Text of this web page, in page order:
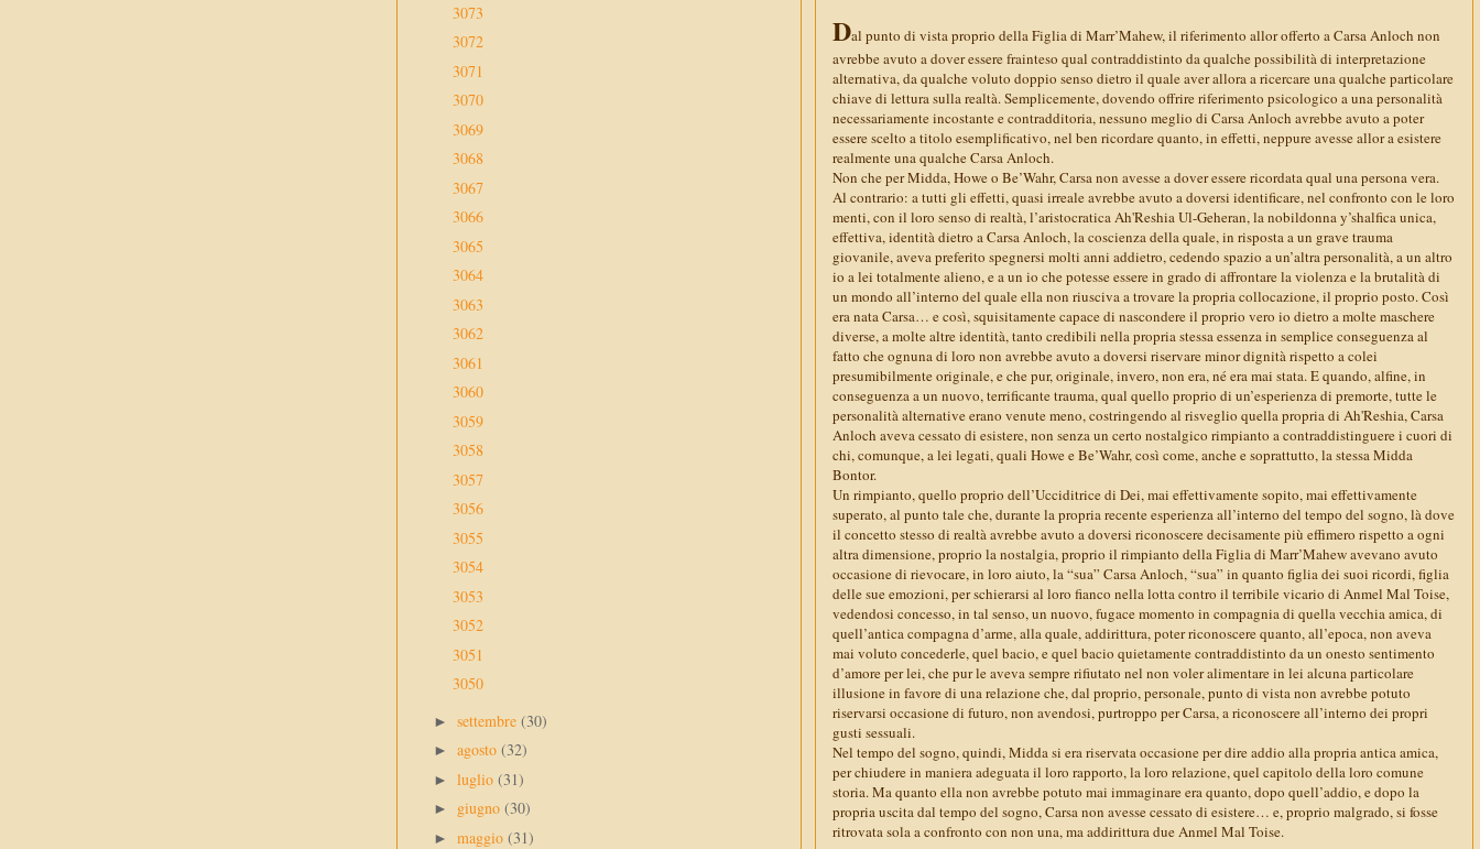
Dal punto di vista proprio della Figlia di Marr’Mahew, il riferimento allor offerto a Carsa Anloch non
avrebbe avuto a dover essere frainteso qual contraddistinto da qualche possibilità di interpretazione
alternativa, da qualche voluto doppio senso dietro il quale aver allora a ricercare una qualche particolare
chiave di lettura sulla realtà. Semplicemente, dovendo offrire riferimento psicologico a una personalità
necessariamente incostante e contradditoria, nessuno meglio di Carsa Anloch avrebbe avuto a poter
essere scelto a titolo esemplificativo, nel ben ricordare quanto, in effetti, neppure avesse allor a esistere
realmente una qualche Carsa Anloch.
Non che per Midda, Howe o Be’Wahr, Carsa non avesse a dover essere ricordata qual una persona vera.
Al contrario: a tutti gli effetti, quasi irreale avrebbe avuto a doversi identificare, nel confronto con le loro
menti, con il loro senso di realtà, l’aristocratica Ah'Reshia Ul-Geheran, la nobildonna y’shalfica unica,
effettiva, identità dietro a Carsa Anloch, la coscienza della quale, in risposta a un grave trauma
giovanile, aveva preferito spegnersi molti anni addietro, cedendo spazio a un’altra personalità, a un altro
io a lei totalmente alieno, e a un io che potesse essere in grado di affrontare la violenza e la brutalità di
un mondo all’interno del quale ella non riusciva a trovare la propria collocazione, il proprio posto. Così
era nata Carsa… e così, squisitamente capace di nascondere il proprio vero io dietro a molte maschere
diverse, a molte altre identità, tanto credibili nella propria stessa essenza in semplice conseguenza al
fatto che ognuna di loro non avrebbe avuto a doversi riservare minor dignità rispetto a colei
presumibilmente originale, e che pur, originale, invero, non era, né era mai stata. E quando, alfine, in
conseguenza a un nuovo, terrificante trauma, qual quello proprio di un’esperienza di premorte, tutte le
personalità alternative erano venute meno, costringendo al risveglio quella propria di Ah'Reshia, Carsa
Anloch aveva cessato di esistere, non senza un certo nostalgico rimpianto a contraddistinguere i cuori di
chi, comunque, a lei legati, quali Howe e Be’Wahr, così come, anche e soprattutto, la stessa Midda
Bontor.
Un rimpianto, quello proprio dell’Ucciditrice di Dei, mai effettivamente sopito, mai effettivamente
superato, al punto tale che, durante la propria recente esperienza all’interno del tempo del sogno, là dove
il concetto stesso di realtà avrebbe avuto a doversi riconoscere decisamente più effimero rispetto a ogni
altra dimensione, proprio la nostalgia, proprio il rimpianto della Figlia di Marr’Mahew avevano avuto
occasione di rievocare, in loro aiuto, la “sua” Carsa Anloch, “sua” in quanto figlia dei suoi ricordi, figlia
delle sue emozioni, per schierarsi al loro fianco nella lotta contro il terribile vicario di Anmel Mal Toise,
vedendosi concesso, in tal senso, un nuovo, fugace momento in compagnia di quella vecchia amica, di
quell’antica compagna d’arme, alla quale, addirittura, poter riconoscere quanto, all’epoca, non aveva
mai voluto concederle, quel bacio, e quel bacio quietamente contraddistinto da un onesto sentimento
d’amore per lei, che pur le aveva sempre rifiutato nel non voler alimentare in lei alcuna particolare
illusione in favore di una relazione che, dal proprio, personale, punto di vista non avrebbe potuto
riservarsi occasione di futuro, non avendosi, purtroppo per Carsa, a riconoscere all’interno dei propri
gusti sessuali.
Nel tempo del sogno, quindi, Midda si era riservata occasione per dire addio alla propria antica amica,
per chiudere in maniera adeguata il loro rapporto, la loro relazione, quel capitolo della loro comune
storia. Ma quanto ella non avrebbe potuto mai immaginare era quanto, dopo quell’addio, e dopo la
propria uscita dal tempo del sogno, Carsa non avesse cessato di esistere… e, proprio malgrado, si fosse
ritrovata sola a confronto con non una, ma addirittura due Anmel Mal Toise.
3073
3072
3071
3070
3069
3068
3067
3066
3065
3064
3063
3062
3061
3060
3059
3058
3057
3056
3055
3054
3053
3052
3051
3050
► settembre (30)
► agosto (32)
► luglio (31)
► giugno (30)
► maggio (31)